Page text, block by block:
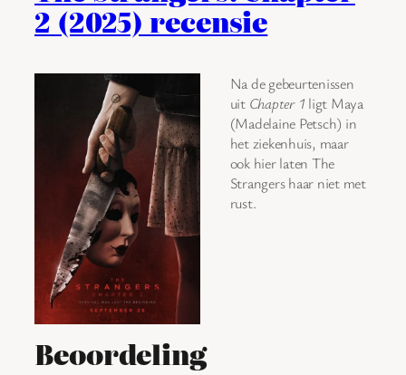
2 (2025) recensie
Na de gebeurtenissen
uit Chapter 1 ligt Maya
(Madelaine Petsch) in
het ziekenhuis, maar
ook hier laten The
Strangers haar niet met
rust.
Beoordeling